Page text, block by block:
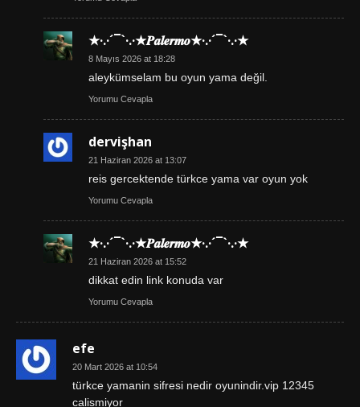
★·.·´¯`·.·★𝑷𝒂𝒍𝒆𝒓𝒎𝒐★·.·´¯`·.·★
8 Mayıs 2026 at 18:28
aleykümselam bu oyun yama değil.
Yorumu Cevapla
dervişhan
21 Haziran 2026 at 13:07
reis gercektende türkce yama var oyun yok
Yorumu Cevapla
★·.·´¯`·.·★𝑷𝒂𝒍𝒆𝒓𝒎𝒐★·.·´¯`·.·★
21 Haziran 2026 at 15:52
dikkat edin link konuda var
Yorumu Cevapla
efe
20 Mart 2026 at 10:54
türkce yamanin sifresi nedir oyunindir.vip 12345
calismiyor